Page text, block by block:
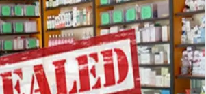
n
e
m
a